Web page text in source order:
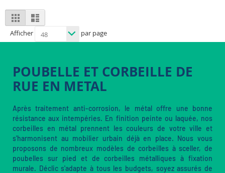
View
as
Grid List
Afficher par page
POUBELLE ET CORBEILLE DE
RUE EN METAL
Après traitement anti-corrosion, le métal offre une bonne
résistance aux intempéries. En finition peinte ou laquée, nos
corbeilles en métal prennent les couleurs de votre ville et
s'harmonisent au mobilier urbain déjà en place. Nous vous
proposons de nombreux modèles de corbeilles à sceller, de
poubelles sur pied et de corbeilles métalliques à fixation
murale. Déclic s'adapte à tous les budgets, soyez assurés de